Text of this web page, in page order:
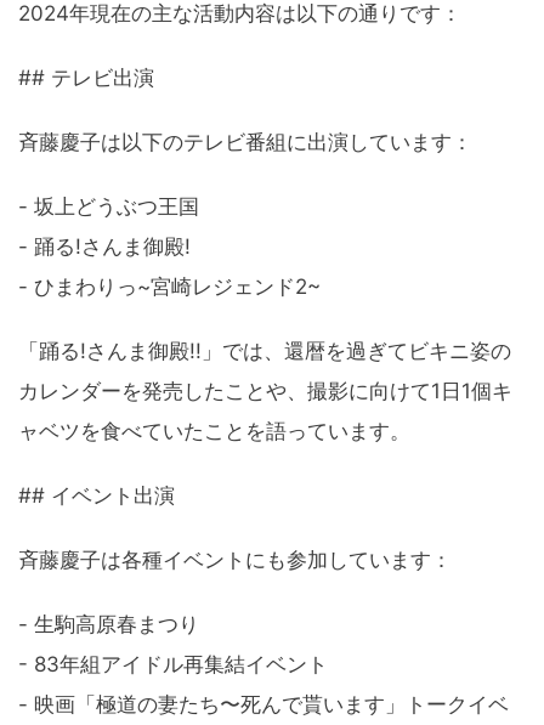
2024年現在の主な活動内容は以下の通りです：
## テレビ出演
斉藤慶子は以下のテレビ番組に出演しています：
- 坂上どうぶつ王国
- 踊る!さんま御殿!
- ひまわりっ~宮崎レジェンド2~
「踊る!さんま御殿!!」では、還暦を過ぎてビキニ姿の
カレンダーを発売したことや、撮影に向けて1日1個キ
ャベツを食べていたことを語っています。
## イベント出演
斉藤慶子は各種イベントにも参加しています：
- 生駒高原春まつり
- 83年組アイドル再集結イベント
- 映画「極道の妻たち〜死んで貰います」トークイベ